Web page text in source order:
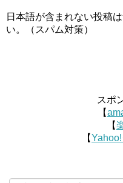
日本語が含まれない投稿
い。（スパム対策）
スポ
【
【
【